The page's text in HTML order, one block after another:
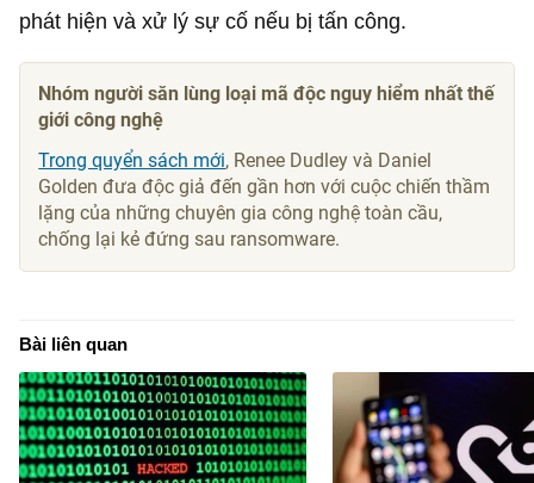
phát hiện và xử lý sự cố nếu bị tấn công.
Nhóm người săn lùng loại mã độc nguy hiểm nhất thế
giới công nghệ
Trong quyển sách mới, Renee Dudley và Daniel
Golden đưa độc giả đến gần hơn với cuộc chiến thầm
lặng của những chuyên gia công nghệ toàn cầu,
chống lại kẻ đứng sau ransomware.
Bài liên quan